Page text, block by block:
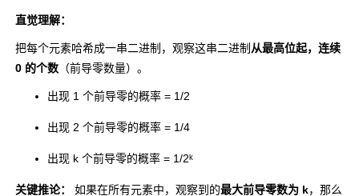
直觉理解：
把每个元素哈希成一串二进制，观察这串二进制 从最高位起，连续
0 的个数 （前导零数量）。
出现 1 个前导零的概率 = 1/2
出现 2 个前导零的概率 = 1/4
出现 k 个前导零的概率 = 1/2ᵏ
关键推论： 如果在所有元素中，观察到的最大前导零数为 k，那么